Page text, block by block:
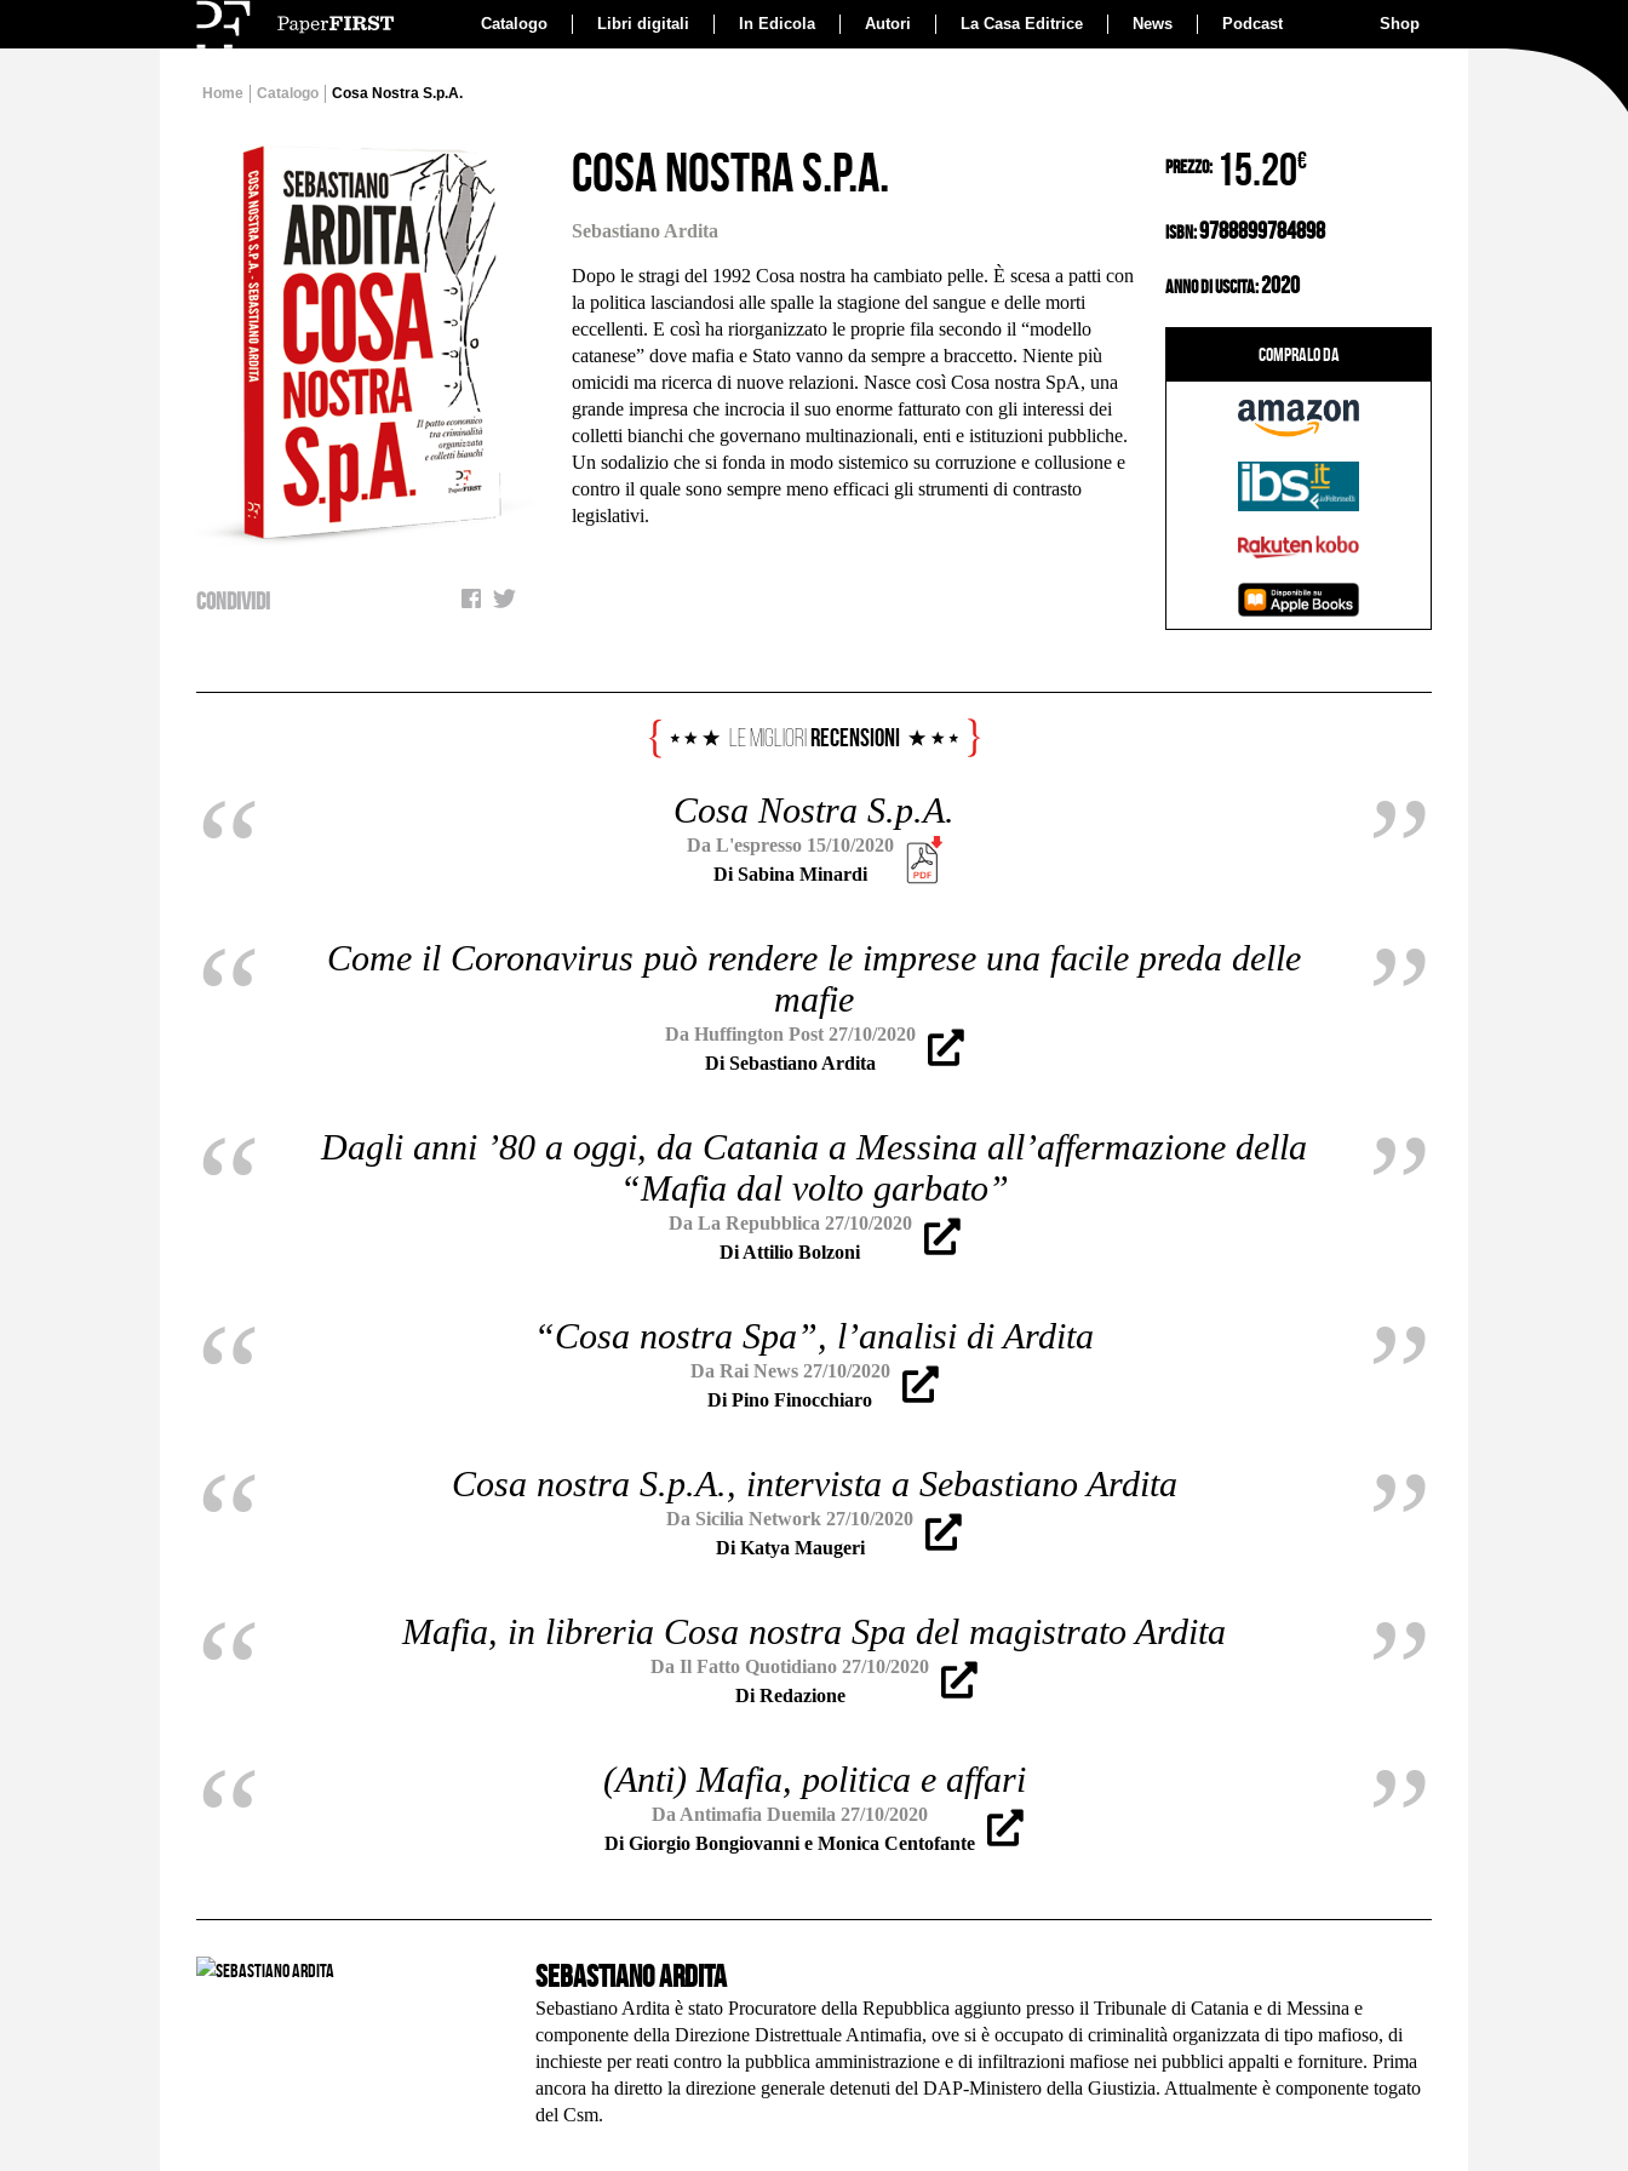
Catalogo Libri digitali In Edicola Autori La Casa Editrice News Podcast Shop
Home Catalogo Cosa Nostra S.p.A.
Condividi
Cosa Nostra S.p.A.
Sebastiano Ardita
Dopo le stragi del 1992 Cosa nostra ha cambiato pelle. È scesa a patti con
la politica lasciandosi alle spalle la stagione del sangue e delle morti
eccellenti. E così ha riorganizzato le proprie fila secondo il “modello
catanese” dove mafia e Stato vanno da sempre a braccetto. Niente più
omicidi ma ricerca di nuove relazioni. Nasce così Cosa nostra SpA, una
grande impresa che incrocia il suo enorme fatturato con gli interessi dei
colletti bianchi che governano multinazionali, enti e istituzioni pubbliche.
Un sodalizio che si fonda in modo sistemico su corruzione e collusione e
contro il quale sono sempre meno efficaci gli strumenti di contrasto
legislativi.
Prezzo: 15.20€
ISBN:9788899784898
Anno di Uscita:2020
Compralo da
Le Migliori Recensioni
Cosa Nostra S.p.A.
Da L'espresso 15/10/2020
Di Sabina Minardi
Come il Coronavirus può rendere le imprese una facile preda delle
mafie
Da Huffington Post 27/10/2020
Di Sebastiano Ardita
Dagli anni ’80 a oggi, da Catania a Messina all’affermazione della
“Mafia dal volto garbato”
Da La Repubblica 27/10/2020
Di Attilio Bolzoni
“Cosa nostra Spa”, l’analisi di Ardita
Da Rai News 27/10/2020
Di Pino Finocchiaro
Cosa nostra S.p.A., intervista a Sebastiano Ardita
Da Sicilia Network 27/10/2020
Di Katya Maugeri
Mafia, in libreria Cosa nostra Spa del magistrato Ardita
Da Il Fatto Quotidiano 27/10/2020
Di Redazione
(Anti) Mafia, politica e affari
Da Antimafia Duemila 27/10/2020
Di Giorgio Bongiovanni e Monica Centofante
Sebastiano Ardita
Sebastiano Ardita è stato Procuratore della Repubblica aggiunto presso il Tribunale di Catania e di Messina e
componente della Direzione Distrettuale Antimafia, ove si è occupato di criminalità organizzata di tipo mafioso, di
inchieste per reati contro la pubblica amministrazione e di infiltrazioni mafiose nei pubblici appalti e forniture. Prima
ancora ha diretto la direzione generale detenuti del DAP-Ministero della Giustizia. Attualmente è componente togato
del Csm.